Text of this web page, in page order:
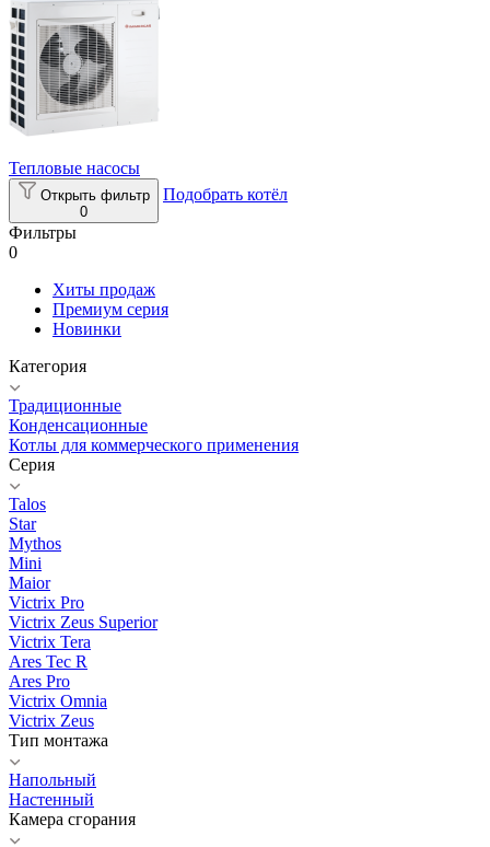
Тепловые насосы
Открыть фильтр
0
Подобрать котёл
Фильтры
0
Хиты продаж
Премиум серия
Новинки
Категория
Традиционные
Конденсационные
Котлы для коммерческого применения
Серия
Talos
Star
Mythos
Mini
Maior
Victrix Pro
Victrix Zeus Superior
Victrix Tera
Ares Tec R
Ares Pro
Victrix Omnia
Victrix Zeus
Тип монтажа
Напольный
Настенный
Камера сгорания